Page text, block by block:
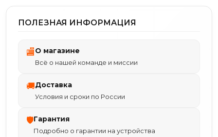
ПОЛЕЗНАЯ ИНФОРМАЦИЯ
🏬О магазине
Всё о нашей команде и миссии
🚚Доставка
Условия и сроки по России
🛡Гарантия
Подробно о гарантии на устройства